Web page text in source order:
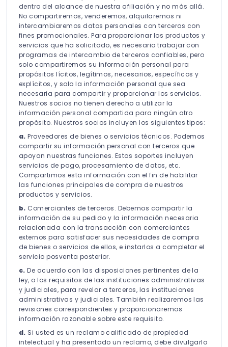
dentro del alcance de nuestra afiliación y no más allá.
No compartiremos, venderemos, alquilaremos ni
intercambiaremos datos personales con terceros con
fines promocionales. Para proporcionar los productos y
servicios que ha solicitado, es necesario trabajar con
programas de intercambio de terceros confiables, pero
solo compartiremos su información personal para
propósitos lícitos, legítimos, necesarios, específicos y
explícitos, y solo la información personal que sea
necesaria para compartir y proporcionar los servicios.
Nuestros socios no tienen derecho a utilizar la
información personal compartida para ningún otro
propósito. Nuestros socios incluyen los siguientes tipos:
a. Proveedores de bienes o servicios técnicos. Podemos
compartir su información personal con terceros que
apoyan nuestras funciones. Estos soportes incluyen
servicios de pago, procesamiento de datos, etc.
Compartimos esta información con el fin de habilitar
las funciones principales de compra de nuestros
productos y servicios.
b. Comerciantes de terceros. Debemos compartir la
información de su pedido y la información necesaria
relacionada con la transacción con comerciantes
externos para satisfacer sus necesidades de compra
de bienes o servicios de ellos, e instarlos a completar el
servicio posventa posterior.
c. De acuerdo con las disposiciones pertinentes de la
ley, o los requisitos de las instituciones administrativas
y judiciales, para revelar a terceros, las instituciones
administrativas y judiciales. También realizaremos las
revisiones correspondientes y proporcionaremos
información razonable sobre este requisito.
d. Si usted es un reclamo calificado de propiedad
intelectual y ha presentado un reclamo, debe divulgarlo